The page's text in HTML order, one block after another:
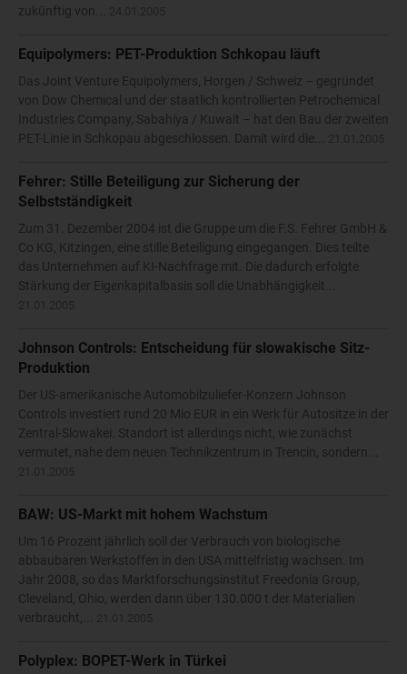
zukünftig von...
Equipolymers: PET-Produktion Schkopau läuft
Das Joint Venture Equipolymers, Horgen / Schweiz – gegründet
von Dow Chemical und der staatlich kontrollierten Petrochemical
Industries Company, Sabahiya / Kuwait – hat den Bau der zweiten
PET-Linie in Schkopau abgeschlossen. Damit wird die...
Fehrer: Stille Beteiligung zur Sicherung der
Selbstständigkeit
Zum 31. Dezember 2004 ist die Gruppe um die F.S. Fehrer GmbH &
Co KG, Kitzingen, eine stille Beteiligung eingegangen. Dies teilte
das Unternehmen auf KI-Nachfrage mit. Die dadurch erfolgte
Stärkung der Eigenkapitalbasis soll die Unabhängigkeit...
Johnson Controls: Entscheidung für slowakische Sitz-
Produktion
Der US-amerikanische Automobilzuliefer-Konzern Johnson
Controls investiert rund 20 Mio EUR in ein Werk für Autositze in der
Zentral-Slowakei. Standort ist allerdings nicht, wie zunächst
vermutet, nahe dem neuen Technikzentrum in Trencin, sondern...
BAW: US-Markt mit hohem Wachstum
Um 16 Prozent jährlich soll der Verbrauch von biologische
abbaubaren Werkstoffen in den USA mittelfristig wachsen. Im
Jahr 2008, so das Marktforschungsinstitut Freedonia Group,
Cleveland, Ohio, werden dann über 130.000 t der Materialien
verbraucht,...
Polyplex: BOPET-Werk in Türkei